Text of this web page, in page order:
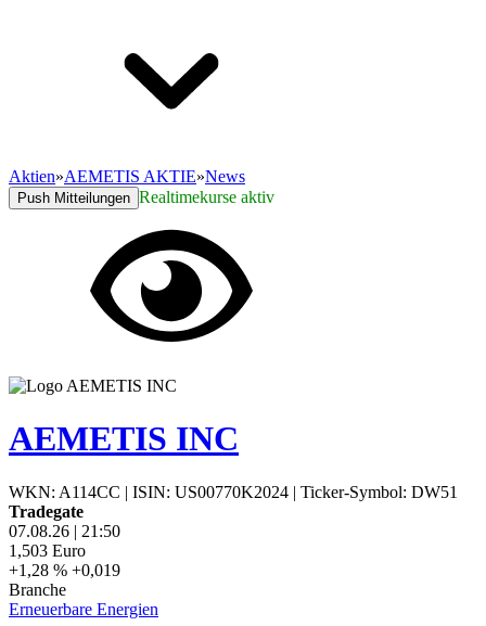
Aktien»AEMETIS AKTIE»News
Push Mitteilungen Realtimekurse aktiv
AEMETIS INC
WKN: A114CC | ISIN: US00770K2024 | Ticker-Symbol: DW51
Tradegate
07.08.26 | 21:50
1,503 Euro
+1,28 % +0,019
Branche
Erneuerbare Energien